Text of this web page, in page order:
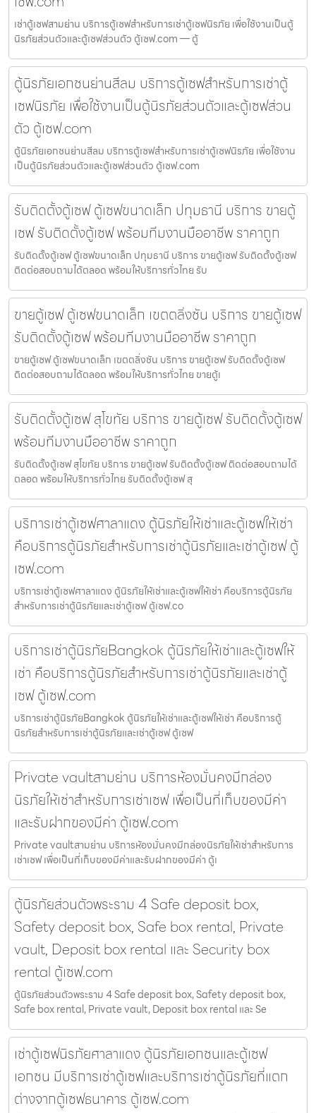
เช่าตู้เซฟสามย่าน บริการตู้เซฟสำหรับการเช่าตู้เซฟนิรภัย เพื่อใช้งานเป็นตู้
นิรภัยส่วนตัวและตู้เซฟส่วนตัว ตู้เซฟ.com — ตู้
ตู้นิรภัยเอกชนย่านสีลม บริการตู้เซฟสำหรับการเช่าตู้
เซฟนิรภัย เพื่อใช้งานเป็นตู้นิรภัยส่วนตัวและตู้เซฟส่วน
ตัว ตู้เซฟ.com
ตู้นิรภัยเอกชนย่านสีลม บริการตู้เซฟสำหรับการเช่าตู้เซฟนิรภัย เพื่อใช้งาน
เป็นตู้นิรภัยส่วนตัวและตู้เซฟส่วนตัว ตู้เซฟ.com
รับติดตั้งตู้เซฟ ตู้เซฟขนาดเล็ก ปทุมธานี บริการ ขายตู้
เซฟ รับติดตั้งตู้เซฟ พร้อมทีมงานมืออาชีพ ราคาถูก
รับติดตั้งตู้เซฟ ตู้เซฟขนาดเล็ก ปทุมธานี บริการ ขายตู้เซฟ รับติดตั้งตู้เซฟ
ติดต่อสอบถามได้ตลอด พร้อมให้บริการทั่วไทย รับ
ขายตู้เซฟ ตู้เซฟขนาดเล็ก เขตตลิ่งชัน บริการ ขายตู้เซฟ
รับติดตั้งตู้เซฟ พร้อมทีมงานมืออาชีพ ราคาถูก
ขายตู้เซฟ ตู้เซฟขนาดเล็ก เขตตลิ่งชัน บริการ ขายตู้เซฟ รับติดตั้งตู้เซฟ
ติดต่อสอบถามได้ตลอด พร้อมให้บริการทั่วไทย ขายตู้เ
รับติดตั้งตู้เซฟ สุโขทัย บริการ ขายตู้เซฟ รับติดตั้งตู้เซฟ
พร้อมทีมงานมืออาชีพ ราคาถูก
รับติดตั้งตู้เซฟ สุโขทัย บริการ ขายตู้เซฟ รับติดตั้งตู้เซฟ ติดต่อสอบถามได้
ตลอด พร้อมให้บริการทั่วไทย รับติดตั้งตู้เซฟ สุ
บริการเช่าตู้เซฟศาลาแดง ตู้นิรภัยให้เช่าและตู้เซฟให้เช่า
คือบริการตู้นิรภัยสำหรับการเช่าตู้นิรภัยและเช่าตู้เซฟ ตู้
เซฟ.com
บริการเช่าตู้เซฟศาลาแดง ตู้นิรภัยให้เช่าและตู้เซฟให้เช่า คือบริการตู้นิรภัย
สำหรับการเช่าตู้นิรภัยและเช่าตู้เซฟ ตู้เซฟ.co
บริการเช่าตู้นิรภัยBangkok ตู้นิรภัยให้เช่าและตู้เซฟให้
เช่า คือบริการตู้นิรภัยสำหรับการเช่าตู้นิรภัยและเช่าตู้
เซฟ ตู้เซฟ.com
บริการเช่าตู้นิรภัยBangkok ตู้นิรภัยให้เช่าและตู้เซฟให้เช่า คือบริการตู้
นิรภัยสำหรับการเช่าตู้นิรภัยและเช่าตู้เซฟ ตู้เซฟ
Private vaultสามย่าน บริการห้องมั่นคงมีกล่อง
นิรภัยให้เช่าสำหรับการเช่าเซฟ เพื่อเป็นที่เก็บของมีค่า
และรับฝากของมีค่า ตู้เซฟ.com
Private vaultสามย่าน บริการห้องมั่นคงมีกล่องนิรภัยให้เช่าสำหรับการ
เช่าเซฟ เพื่อเป็นที่เก็บของมีค่าและรับฝากของมีค่า ตู้เ
ตู้นิรภัยส่วนตัวพระราม 4 Safe deposit box,
Safety deposit box, Safe box rental, Private
vault, Deposit box rental และ Security box
rental ตู้เซฟ.com
ตู้นิรภัยส่วนตัวพระราม 4 Safe deposit box, Safety deposit box,
Safe box rental, Private vault, Deposit box rental และ Se
เช่าตู้เซฟนิรภัยศาลาแดง ตู้นิรภัยเอกชนและตู้เซฟ
เอกชน มีบริการเช่าตู้เซฟและบริการเช่าตู้นิรภัยที่แตก
ต่างจากตู้เซฟธนาคาร ตู้เซฟ.com